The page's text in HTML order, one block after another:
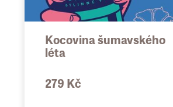
Kocovina šumavského
léta
279 Kč